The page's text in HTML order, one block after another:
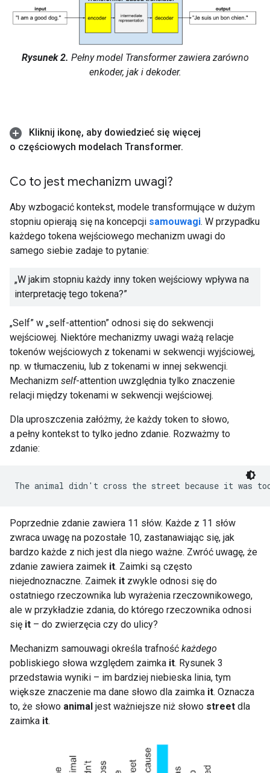
Rysunek 2. Pełny model Transformer zawiera zarówno
enkoder, jak i dekoder.
Kliknij ikonę, aby dowiedzieć się więcej
o częściowych modelach Transformer.
Co to jest mechanizm uwagi?
Aby wzbogacić kontekst, modele transformujące w dużym
stopniu opierają się na koncepcji samouwagi. W przypadku
każdego tokena wejściowego mechanizm uwagi do
samego siebie zadaje to pytanie:
„W jakim stopniu każdy inny token wejściowy wpływa na
interpretację tego tokena?”
„Self” w „self-attention” odnosi się do sekwencji
wejściowej. Niektóre mechanizmy uwagi ważą relacje
tokenów wejściowych z tokenami w sekwencji wyjściowej,
np. w tłumaczeniu, lub z tokenami w innej sekwencji.
Mechanizm self-attention uwzględnia tylko znaczenie
relacji między tokenami w sekwencji wejściowej.
Dla uproszczenia załóżmy, że każdy token to słowo,
a pełny kontekst to tylko jedno zdanie. Rozważmy to
zdanie:
Poprzednie zdanie zawiera 11 słów. Każde z 11 słów
zwraca uwagę na pozostałe 10, zastanawiając się, jak
bardzo każde z nich jest dla niego ważne. Zwróć uwagę, że
zdanie zawiera zaimek it. Zaimki są często
niejednoznaczne. Zaimek it zwykle odnosi się do
ostatniego rzeczownika lub wyrażenia rzeczownikowego,
ale w przykładzie zdania, do którego rzeczownika odnosi
się it – do zwierzęcia czy do ulicy?
Mechanizm samouwagi określa trafność każdego
pobliskiego słowa względem zaimka it. Rysunek 3
przedstawia wyniki – im bardziej niebieska linia, tym
większe znaczenie ma dane słowo dla zaimka it. Oznacza
to, że słowo animal jest ważniejsze niż słowo street dla
zaimka it.